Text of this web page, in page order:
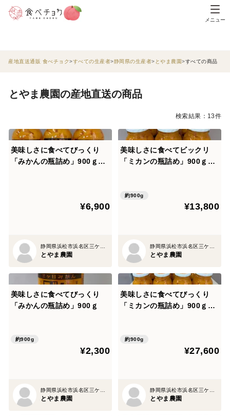
メニュー
産地直送通販 食べチョク すべての生産者 静岡県の生産者 とやま農園 すべての商品
とやま農園の産地直送の商品
検索結果：13件
美味しさに食べてびっくり
「みかんの瓶詰め」900ｇ×
¥6,900
とやま農園
美味しさに食べてビックリ
「ミカンの瓶詰め」900ｇ×
約900g
¥13,800
とやま農園
美味しさに食べてびっくり
「みかんの瓶詰め」900ｇ
約900g
¥2,300
静岡県浜松市浜名区三ケ日町平山1273-17
とやま農園
美味しさに食べてびっくり
「ミカンの瓶詰め」900ｇ×1
約900g
¥27,600
静岡県浜松市浜名区三ケ日町平山1273-17
とやま農園